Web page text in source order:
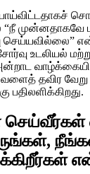
“நீ முன்னதாகவே
உடலியல்
தவிர வேறு
பதிலளிக்கிறது.